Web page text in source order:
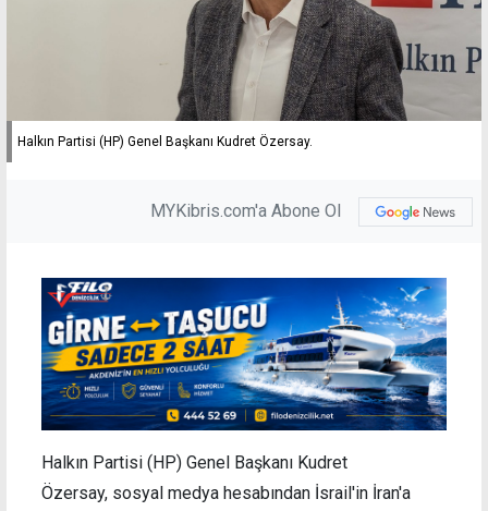
Halkın Partisi (HP) Genel Başkanı Kudret Özersay.
MYKibris.com'a Abone Ol
Halkın Partisi (HP) Genel Başkanı Kudret
Özersay, sosyal medya hesabından İsrail'in İran'a